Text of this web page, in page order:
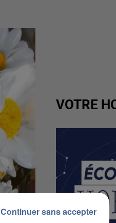
VOTRE
Continuer sans accepter